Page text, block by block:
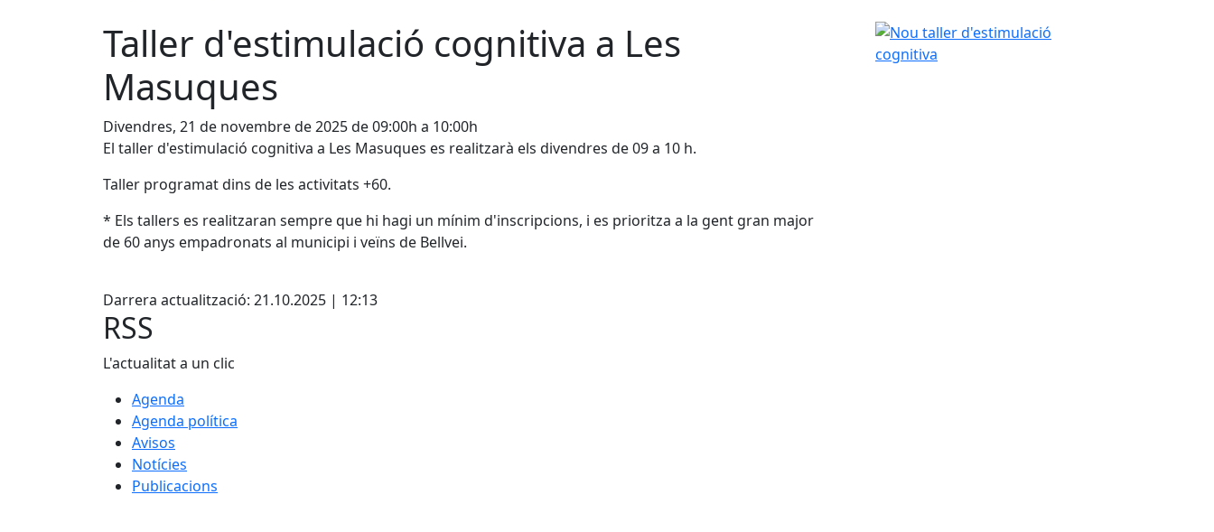
Taller d'estimulació cognitiva a Les
Masuques
Divendres, 21 de novembre de 2025 de 09:00h a 10:00h
El taller d'estimulació cognitiva a Les Masuques es realitzarà els divendres de 09 a 10 h.
Taller programat dins de les activitats +60.
* Els tallers es realitzaran sempre que hi hagi un mínim d'inscripcions, i es prioritza a la gent gran major
de 60 anys empadronats al municipi i veïns de Bellvei.
Darrera actualització: 21.10.2025 | 12:13
Nou taller d'estimulació cognitiva
RSS
L'actualitat a un clic
Agenda
Agenda política
Avisos
Notícies
Publicacions